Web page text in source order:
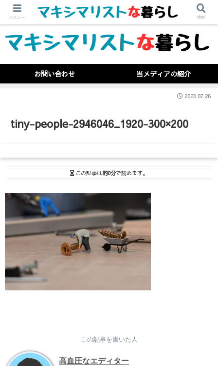
お問い合わせ 当メディアの紹介
tiny-people-2946046_1920-300×200
2023.07.26
この記事は約0分で読めます。
この記事を書いた人
高血圧なエディター
メニュー 検索